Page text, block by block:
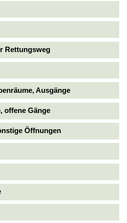
Rettungsweg
Ausgänge
offene Gänge
Öffnungen